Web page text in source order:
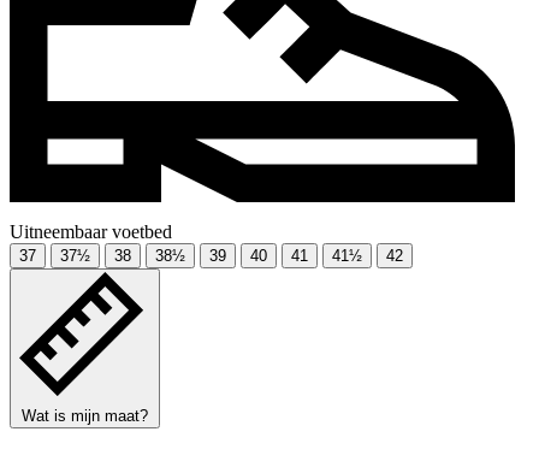
Uitneembaar voetbed
37 37½ 38 38½ 39 40 41 41½ 42
Wat is mijn maat?